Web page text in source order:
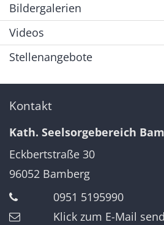
Bildergalerien
Videos
Stellenangebote
Kontakt
Kath. Seelsorgebereich
Eckbertstraße 30
96052 Bamberg
0951 5195990
Klick zum E-Mail